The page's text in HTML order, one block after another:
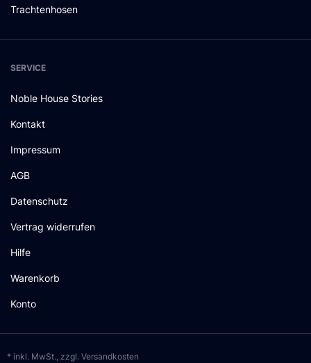
Trachtenhosen
SERVICE
Noble House Stories
Kontakt
Impressum
AGB
Datenschutz
Vertrag widerrufen
Hilfe
Warenkorb
Konto
* inkl. MwSt., zzgl. Versandkosten